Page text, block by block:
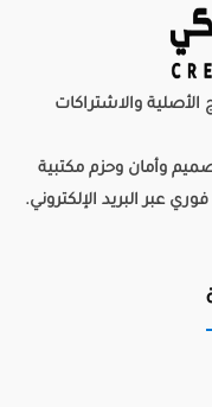
والاشتراكات
وأمان وحزم مكتبية
عبر البريد الإلكتروني.